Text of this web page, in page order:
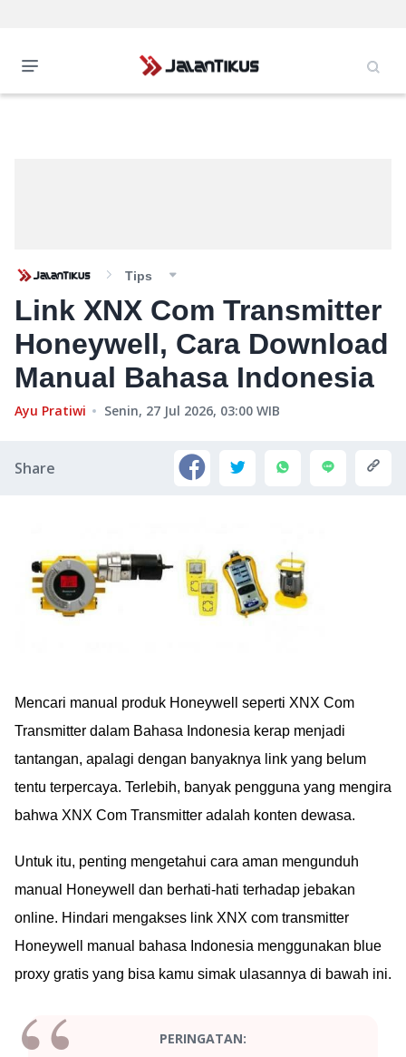
Tips
Link XNX Com Transmitter
Honeywell, Cara Download
Manual Bahasa Indonesia
Ayu Pratiwi Senin, 27 Jul 2026, 03:00 WIB
Share
Mencari manual produk Honeywell seperti XNX Com
Transmitter dalam Bahasa Indonesia kerap menjadi
tantangan, apalagi dengan banyaknya link yang belum
tentu terpercaya. Terlebih, banyak pengguna yang mengira
bahwa XNX Com Transmitter adalah konten dewasa.
Untuk itu, penting mengetahui cara aman mengunduh
manual Honeywell dan berhati-hati terhadap jebakan
online. Hindari mengakses link XNX com transmitter
Honeywell manual bahasa Indonesia menggunakan blue
proxy gratis yang bisa kamu simak ulasannya di bawah ini.
PERINGATAN: